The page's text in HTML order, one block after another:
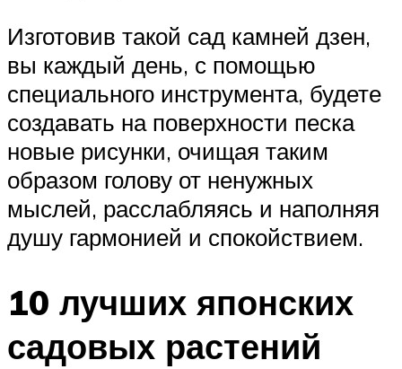
Изготовив такой сад камней дзен,
вы каждый день, с помощью
специального инструмента, будете
создавать на поверхности песка
новые рисунки, очищая таким
образом голову от ненужных
мыслей, расслабляясь и наполняя
душу гармонией и спокойствием.
10 лучших японских
садовых растений